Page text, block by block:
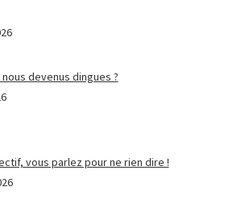
devenus dingues ?
vous parlez pour ne rien dire !